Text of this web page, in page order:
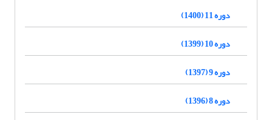
دوره 11 (1400)
دوره 10 (1399)
دوره 9 (1397)
دوره 8 (1396)